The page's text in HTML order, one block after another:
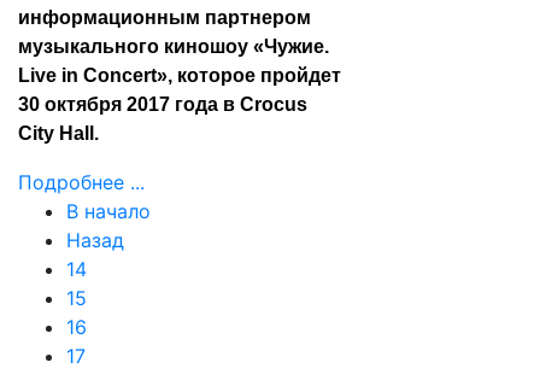
информационным партнером
музыкального киношоу «Чужие.
Live in Concert», которое пройдет
30 октября 2017 года в Crocus
City Hall.
Подробнее ...
В начало
Назад
14
15
16
17